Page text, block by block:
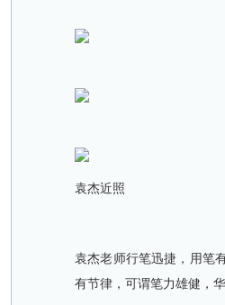
袁杰近照
袁杰老师行笔迅捷，用笔
有节律，可谓笔力雄健，